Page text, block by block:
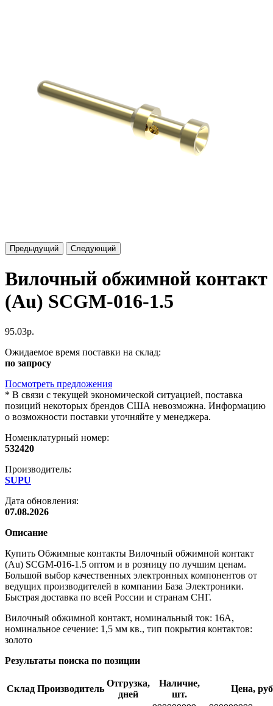
Предыдущий Следующий
Вилочный обжимной контакт
(Au) SCGM-016-1.5
95.03р.
Ожидаемое время поставки на склад:
по запросу
Посмотреть предложения
* В связи с текущей экономической ситуацией, поставка
позиций некоторых брендов США невозможна. Информацию
о возможности поставки уточняйте у менеджера.
Номенклатурный номер:
532420
Производитель:
SUPU
Дата обновления:
07.08.2026
Описание
Купить Обжимные контакты Вилочный обжимной контакт
(Au) SCGM-016-1.5 оптом и в розницу по лучшим ценам.
Большой выбор качественных электронных компонентов от
ведущих производителей в компании База Электроники.
Быстрая доставка по всей России и странам СНГ.
Вилочный обжимной контакт, номинальный ток: 16A,
номинальное сечение: 1,5 мм кв., тип покрытия контактов:
золото
Результаты поиска по позиции
Склад Производитель
Отгрузка,
дней
Наличие,
шт.
Цена,